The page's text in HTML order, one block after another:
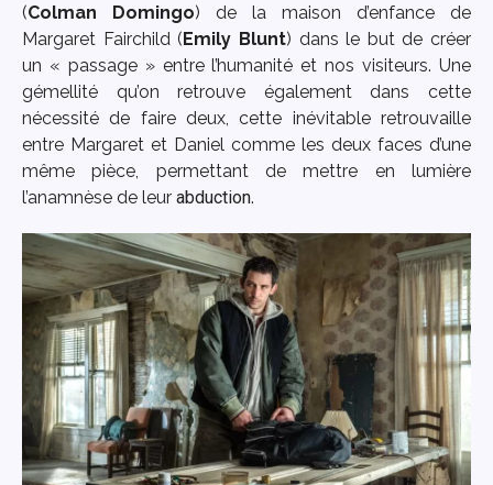
(Colman Domingo) de la maison d’enfance de
Margaret Fairchild (Emily Blunt) dans le but de créer
un « passage » entre l’humanité et nos visiteurs. Une
gémellité qu’on retrouve également dans cette
nécessité de faire deux, cette inévitable retrouvaille
entre Margaret et Daniel comme les deux faces d’une
même pièce, permettant de mettre en lumière
l’anamnèse de leur abduction.